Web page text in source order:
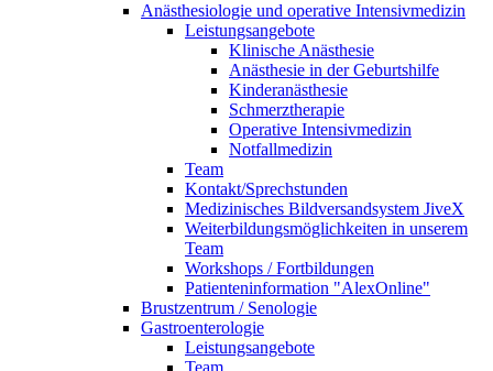
Anästhesiologie und operative Intensivmedizin
Leistungsangebote
Klinische Anästhesie
Anästhesie in der Geburtshilfe
Kinderanästhesie
Schmerztherapie
Operative Intensivmedizin
Notfallmedizin
Team
Kontakt/Sprechstunden
Medizinisches Bildversandsystem JiveX
Weiterbildungsmöglichkeiten in unserem
Team
Workshops / Fortbildungen
Patienteninformation "AlexOnline"
Brustzentrum / Senologie
Gastroenterologie
Leistungsangebote
Team